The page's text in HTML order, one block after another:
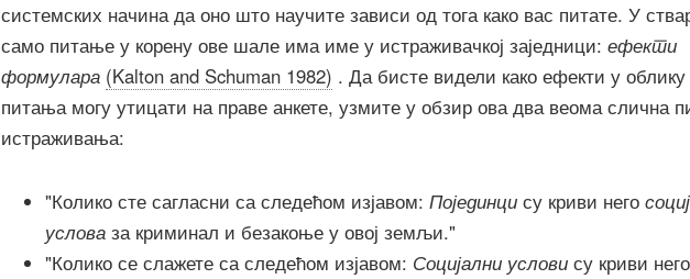
системских начина да оно што научите зависи од тога како вас питате. У
само питање у корену ове шале има име у истраживачкој заједници: ефекти
формулара (Kalton and Schuman 1982) . Да бисте видели како ефекти у облику
питања могу утицати на праве анкете, узмите у обзир ова два веома слична
истраживања:
"Колико сте сагласни са следећом изјавом: Појединци су криви него
услова за криминал и безакоње у овој земљи."
"Колико се слажете са следећом изјавом: Социјални услови су криви него